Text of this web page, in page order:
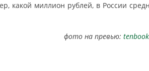
какой миллион рублей, в России
фото на превью: